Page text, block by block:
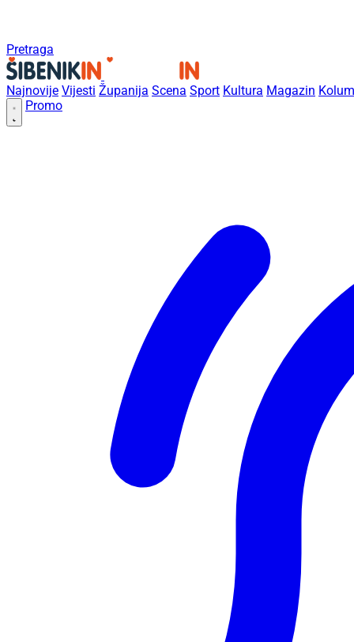
Pretraga
Najnovije Vijesti Županija Scena Sport Kultura Magazin
Promo